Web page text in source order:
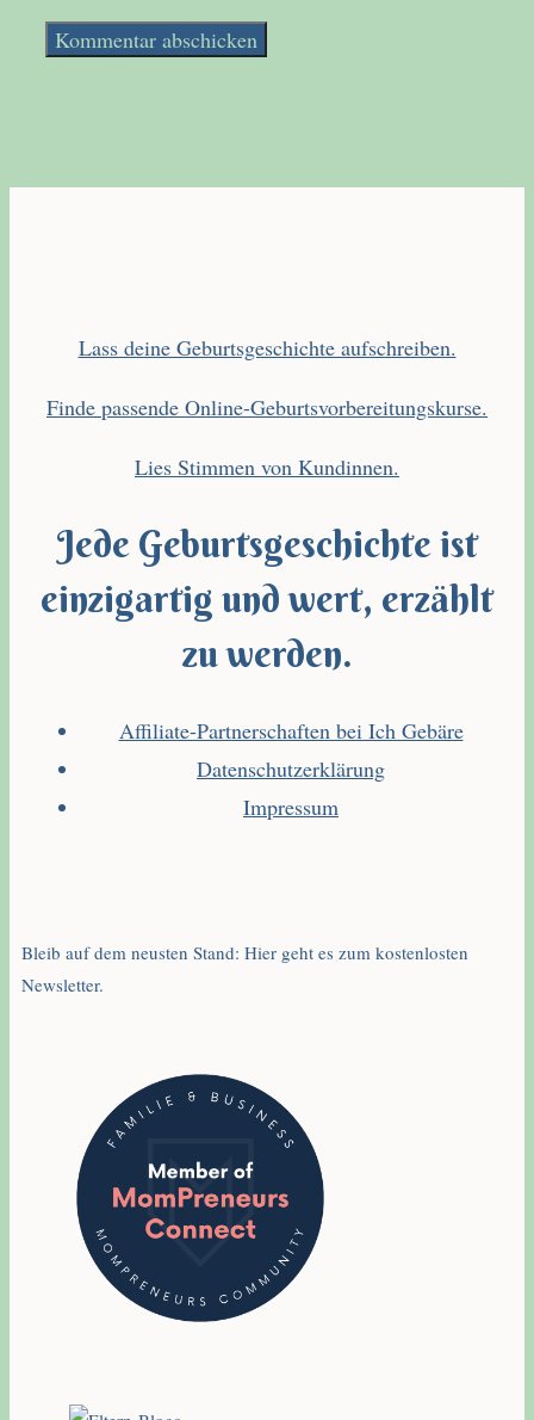
Lass deine Geburtsgeschichte aufschreiben.
Finde passende Online-Geburtsvorbereitungskurse.
Lies Stimmen von Kundinnen.
Jede Geburtsgeschichte ist
einzigartig und wert, erzählt
zu werden.
Affiliate-Partnerschaften bei Ich Gebäre
Datenschutzerklärung
Impressum
Bleib auf dem neusten Stand: Hier geht es zum kostenlosten
Newsletter.